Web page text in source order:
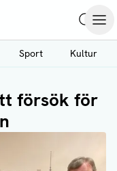
Sport Kultur
försök för